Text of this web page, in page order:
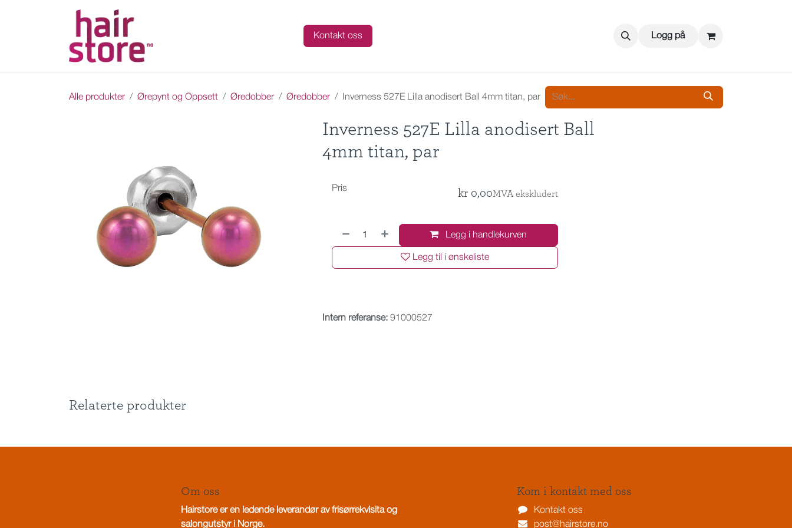
Kontakt oss Logg på
Alle produkter Ørepynt og Oppsett Øredobber Øredobber Inverness 527E Lilla anodisert Ball 4mm titan, par
Inverness 527E Lilla anodisert Ball
4mm titan, par
Legg i handlekurven
Legg til i ønskeliste
Pris kr 0,00MVA ekskludert
Intern referanse: 91000527
Relaterte produkter
Om oss
Hairstore er en ledende leverandør av frisørrekvisita og
salongutstyr i Norge.
Kom i kontakt med oss
Kontakt oss
post@hairstore.no